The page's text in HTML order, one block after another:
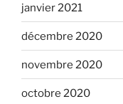
janvier 2021
décembre 2020
novembre 2020
octobre 2020